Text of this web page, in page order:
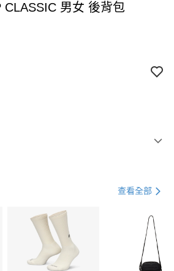
CLASSIC 男女 後背包
21家銀行
第一商業銀行
彰化商業銀行
查看全部